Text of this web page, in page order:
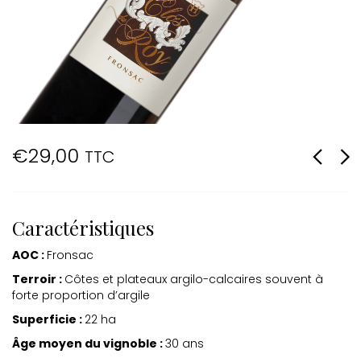
€29,00 TTC
Caractéristiques
AOC : Fronsac
Terroir : Côtes et plateaux argilo-calcaires souvent à
forte proportion d’argile
Superficie : 22 ha
Âge moyen du vignoble :30 ans